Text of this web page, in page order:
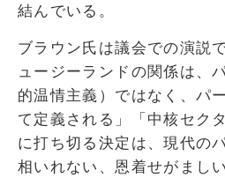
結んでいる。
ブラウン氏は議会での演説
ュージーランドの関係は、
的温情主義）ではなく、パ
て定義される」「中核セク
に打ち切る決定は、現代の
相いれない、恩着せがまし